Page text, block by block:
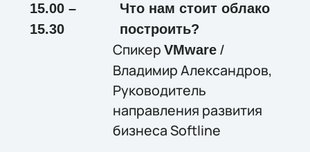
15.00 –
15.30
Что нам стоит облако
построить?
Спикер VMware/
Владимир Александров,
Руководитель
направления развития
бизнеса Softline